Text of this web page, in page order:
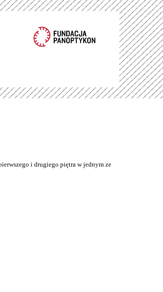
i drugiego piętra w jednym ze